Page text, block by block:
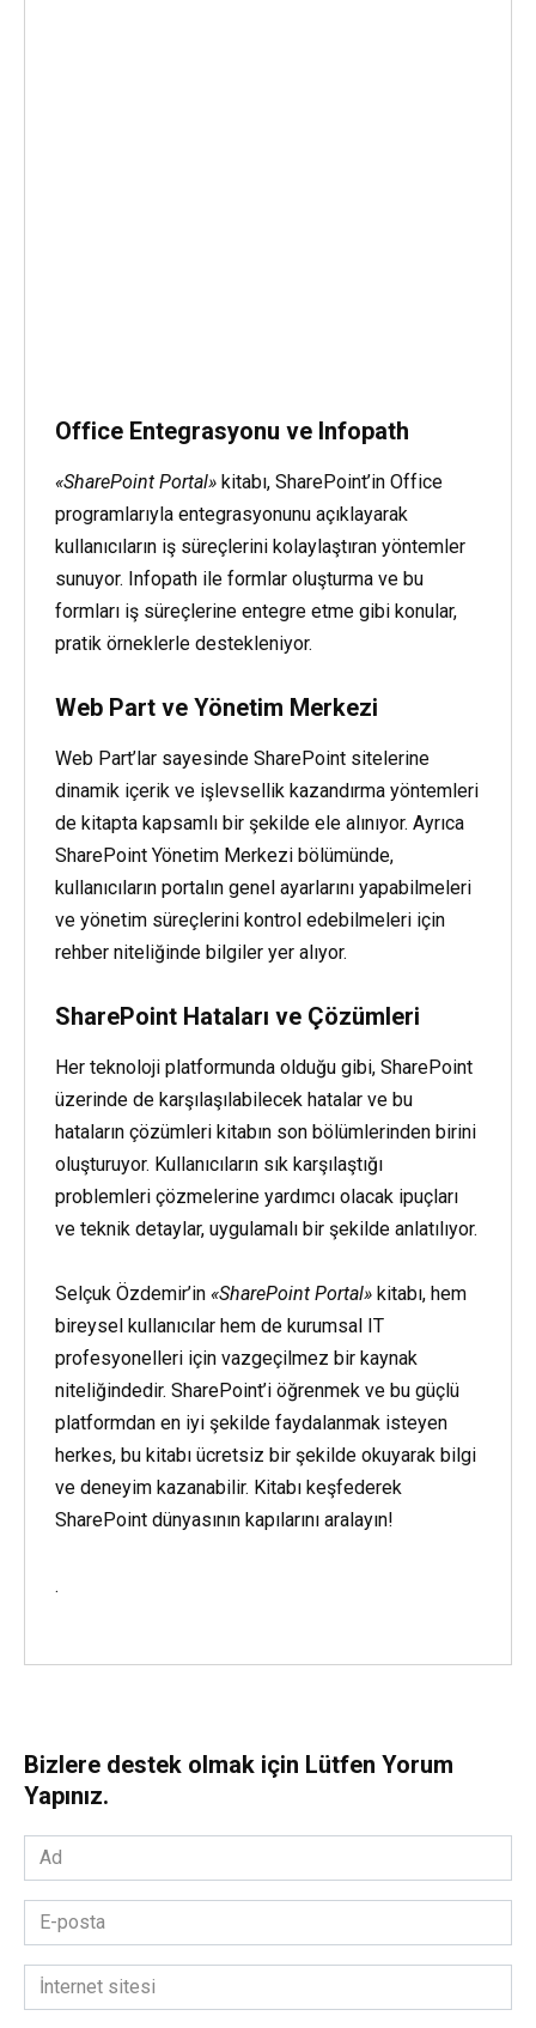
Office Entegrasyonu ve Infopath
«SharePoint Portal» kitabı, SharePoint’in Office
programlarıyla entegrasyonunu açıklayarak
kullanıcıların iş süreçlerini kolaylaştıran yöntemler
sunuyor. Infopath ile formlar oluşturma ve bu
formları iş süreçlerine entegre etme gibi konular,
pratik örneklerle destekleniyor.
Web Part ve Yönetim Merkezi
Web Part’lar sayesinde SharePoint sitelerine
dinamik içerik ve işlevsellik kazandırma yöntemleri
de kitapta kapsamlı bir şekilde ele alınıyor. Ayrıca
SharePoint Yönetim Merkezi bölümünde,
kullanıcıların portalın genel ayarlarını yapabilmeleri
ve yönetim süreçlerini kontrol edebilmeleri için
rehber niteliğinde bilgiler yer alıyor.
SharePoint Hataları ve Çözümleri
Her teknoloji platformunda olduğu gibi, SharePoint
üzerinde de karşılaşılabilecek hatalar ve bu
hataların çözümleri kitabın son bölümlerinden birini
oluşturuyor. Kullanıcıların sık karşılaştığı
problemleri çözmelerine yardımcı olacak ipuçları
ve teknik detaylar, uygulamalı bir şekilde anlatılıyor.
Selçuk Özdemir’in «SharePoint Portal» kitabı, hem
bireysel kullanıcılar hem de kurumsal IT
profesyonelleri için vazgeçilmez bir kaynak
niteliğindedir. SharePoint’i öğrenmek ve bu güçlü
platformdan en iyi şekilde faydalanmak isteyen
herkes, bu kitabı ücretsiz bir şekilde okuyarak bilgi
ve deneyim kazanabilir. Kitabı keşfederek
SharePoint dünyasının kapılarını aralayın!
.
Bizlere destek olmak için Lütfen Yorum
Yapınız.
Ad
*
posta
*İnternet
sitesi